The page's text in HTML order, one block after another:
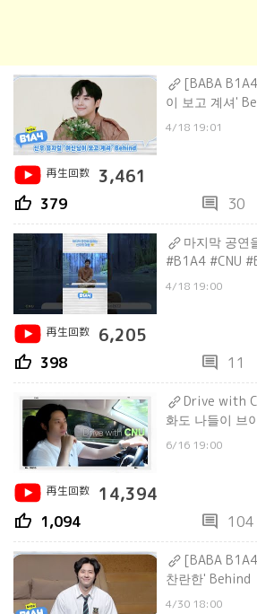
[BABA
이 보고 계셔'
4/18 19:01
再生回数 3,461
thumb_up 379 comment 30
마지막 공연
#B1A4 #CNU
4/18 19:00
再生回数 6,205
thumb_up 398 comment 11
Drive with
화도 나들이 브
6/16 19:00
再生回数 14,394
thumb_up 1,094 comment 104
[BABA
찬란한' Behind
4/30 18:00